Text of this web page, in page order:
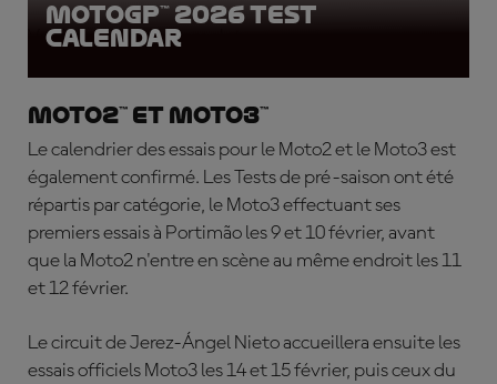
Voici le calendrier complet :
MotoGP™ 2026 Test
Calendar
Moto2™ et Moto3™
Le calendrier des essais pour le Moto2 et le Moto3 est
également confirmé. Les Tests de pré-saison ont été
répartis par catégorie, le Moto3 effectuant ses
premiers essais à Portimão les 9 et 10 février, avant
que la Moto2 n'entre en scène au même endroit les 11
et 12 février.
Le circuit de Jerez-Ángel Nieto accueillera ensuite les
essais officiels Moto3 les 14 et 15 février, puis ceux du